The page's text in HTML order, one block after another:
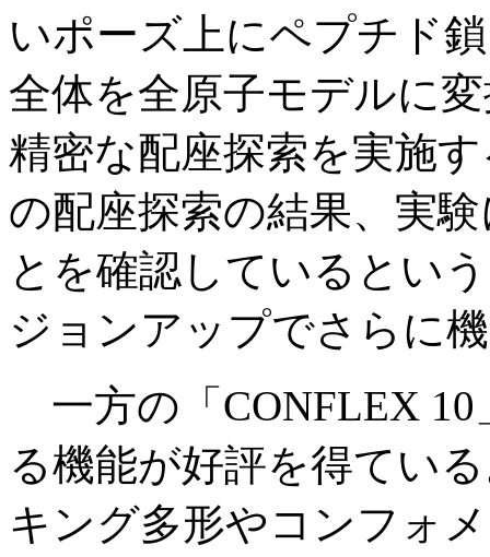
いポーズ上にペプチド
全体を全原子モデルに
精密な配座探索を実施
の配座探索の結果、実
とを確認しているとい
ジョンアップでさらに
一方の「CONFLEX 10
る機能が好評を得てい
キング多形やコンフォ